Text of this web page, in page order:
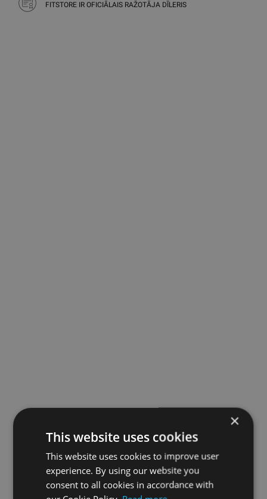
FITSTORE IR OFICIĀLAIS RAŽOTĀJA DĪLERIS
×
This website uses cookies
This website uses cookies to improve user
experience. By using our website you
consent to all cookies in accordance with